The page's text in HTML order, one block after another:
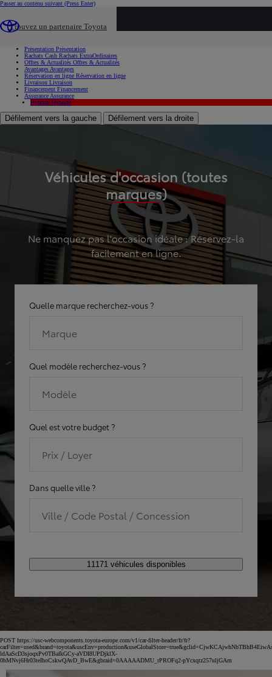
Passer au contenu suivant (Press Enter)
Trouvez un partenaire Toyota
Présentation Présentation
Rachats Cash Rachats ExtraOrdinaires
Offres & Actualités Offres & Actualités
Avantages Avantages
Réservation en ligne Réservation en ligne
Livraison Livraison
Financement Financement
Assurance Assurance
Hybride Hybride
Défilement vers la gauche Défilement vers la droite
Véhicules d'occasion (toutes
marques)
Ne manquez pas l'occasion idéale : Réservez-la
facilement en ligne.
Quelle marque recherchez-vous ?
Marque
Quel modèle recherchez-vous ?
Modèle
Quel est votre budget ?
Prix / Loyer
Dans quelle ville ?
Ville / Code Postal / Concession
11171 véhicules disponibles
POST https://usc-webcomponents.toyota-europe.com/v1/car-filter-header/fr/fr?
ldAaScD3sjoqxPv0TBafkGCy-aVDI8UPDjklX-
0hMNvj6Hr03teIhoCskwQAvD_BwE&gbraid=0AAAAADMU_rPROFq2-pYcxqtz257uljGAm